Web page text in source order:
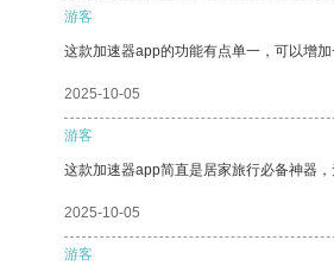
游客
这款加速器app的功能有点单一，可以增
2025-10-05
游客
这款加速器app简直是居家旅行必备神器
2025-10-05
游客